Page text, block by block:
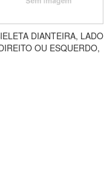
DIANTEIRA, LADO
OU ESQUERDO,